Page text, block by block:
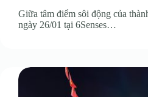
Giữa tâm điểm sôi động của
ngày 26/01 tại 6Senses…